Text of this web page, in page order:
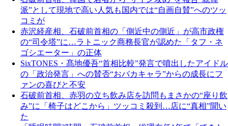
派”として現地で高い人気も国内では“自画自賛”へのツッ
コミが
赤沢経産相、石破前首相の「側近中の側近」が高市政権
の“司令塔”に…ラトニック商務長官が認めた「タフ・ネ
ゴシエーター」の正体
SixTONES・髙地優吾“首相比較”発言で噴出したアイドル
の「政治発言」への賛否“おバカキャラ”からの成長にフ
ァンの喜びと不安
石破前首相、赤羽の立ち飲み店を訪問もまさかの“座り飲
み”に「椅子はどこから」ツッコミ殺到…店に“真相”聞い
た